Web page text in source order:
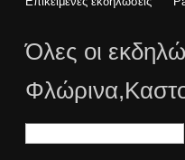
Όλες οι